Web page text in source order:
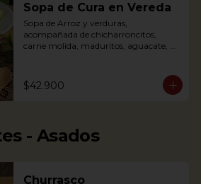
Sopa de Cura en Vereda
Sopa de Arroz y verduras,
acompañada de chicharroncitos,
carne molida, maduritos, aguacate,
Delicious Rice Soup with vegetables,
served with minced meat, sweet
$42.900
- Asados
Churrasco